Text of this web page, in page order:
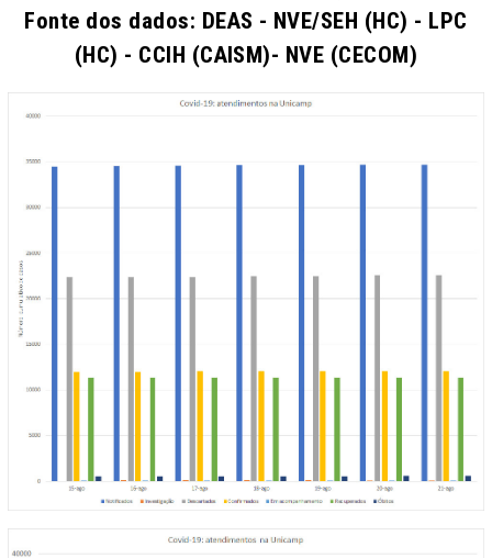
Fonte dos dados: DEAS - NVE/SEH (HC) - LPC
(HC) - CCIH (CAISM)- NVE (CECOM)